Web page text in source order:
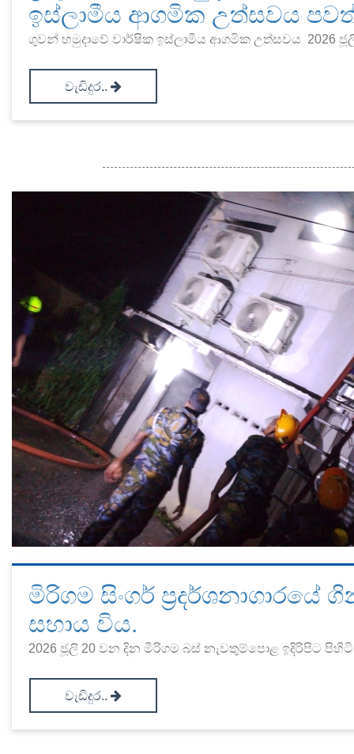
ඉස්ලාමීය ආගමික උත්සවය
ගුවන් හමුදාවේ වාර්ෂික ඉස්ලාමීය ආගමික උත්සවය 2026
වැඩිදුර..
මිරිගම සිංගර් ප්‍රදර්ශනාගාරයේ
සහාය විය.
2026 ජූලි 20 වන දින මීරිගම බස් නැවතුම්පොළ ඉදිරිපිට පිහිටි
වැඩිදුර..